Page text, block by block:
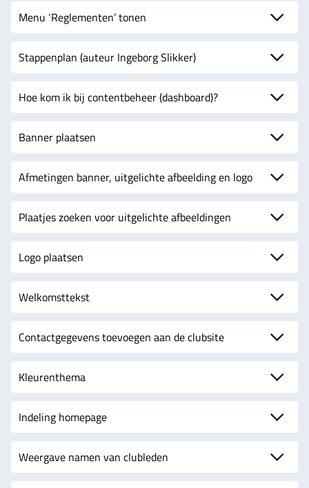
Menu ‘Reglementen’ tonen
Stappenplan (auteur Ingeborg Slikker)
Hoe kom ik bij contentbeheer (dashboard)?
Banner plaatsen
Afmetingen banner, uitgelichte afbeelding en logo
Plaatjes zoeken voor uitgelichte afbeeldingen
Logo plaatsen
Welkomsttekst
Contactgegevens toevoegen aan de clubsite
Kleurenthema
Indeling homepage
Weergave namen van clubleden